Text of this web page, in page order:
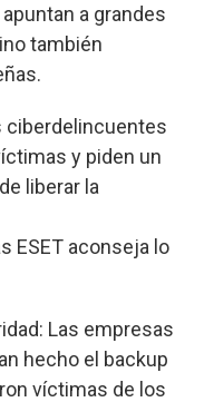
a grandes
también
ciberdelincuentes
y piden un
liberar la
ESET aconseja lo
Las empresas
hecho el backup
víctimas de los